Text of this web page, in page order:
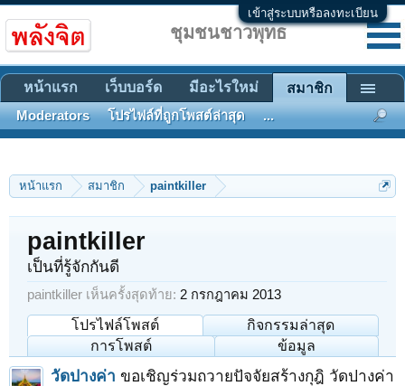
เข้าสู่ระบบหรือลงทะเบียน
หน้าแรก สมาชิก paintkiller
paintkiller
เป็นที่รู้จักกันดี
paintkiller เห็นครั้งสุดท้าย: 2 กรกฎาคม 2013
โปรไฟล์โพสต์
กิจกรรมล่าสุด
การโพสต์
ข้อมูล
วัดปางค่า ขอเชิญร่วมถวายปัจจัยสร้างกุฎิ วัดปางค่า
ชุมชนชาวพุทธ
หน้าแรก เว็บบอร์ด มีอะไรใหม่ สมาชิก
Moderators โปรไฟล์ที่ถูกโพสต์ล่าสุด ...